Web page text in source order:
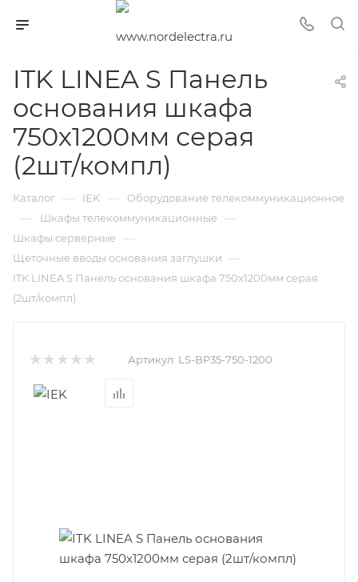
ITK LINEA S Панель
основания шкафа
750х1200мм серая
(2шт/компл)
Каталог — IEK — Оборудование телекоммуникационное
— Шкафы телекоммуникационные —
Шкафы серверные —
Щеточные вводы основания заглушки —
ITK LINEA S Панель основания шкафа 750х1200мм серая
(2шт/компл)
Артикул: LS-BP35-750-1200